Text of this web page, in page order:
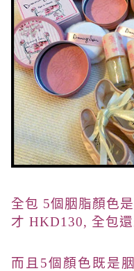
全包 5個 胭脂顏色
才 HKD130, 全包
而且5個顏色既是